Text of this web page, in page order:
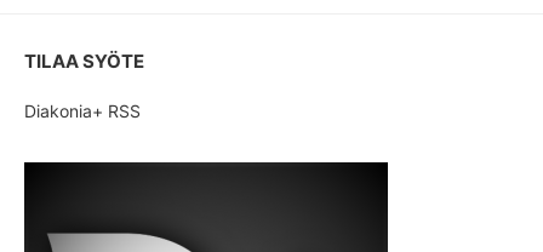
TILAA SYÖTE
Diakonia+ RSS